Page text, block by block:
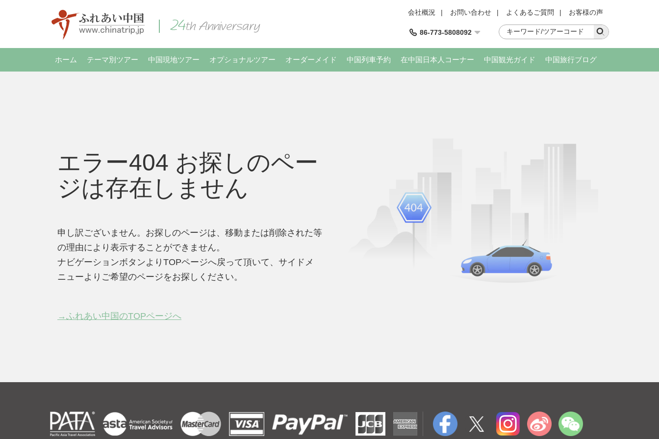
会社概況 | お問い合わせ | よくあるご質問 | お客様の声
86-773-5808092
ホーム テーマ別ツアー 中国現地ツアー オプショナルツアー オーダーメイド 中国列車予約 在中国日本人コーナー 中国観光ガイド 中国旅行ブログ
エラー404 お探しのペー
ジは存在しません
申し訳ございません。お探しのページは、移動または削除された等
の理由により表示することができません。
ナビゲーションボタンよりTOPページへ戻って頂いて、サイドメ
ニューよりご希望のページをお探しください。
→ふれあい中国のTOPページへ